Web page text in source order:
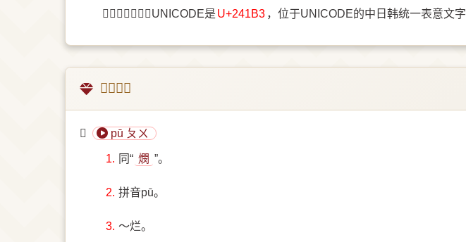
〔𤆳〕字统一码UNICODE是 U+241B3 ，位于UNICODE的中日韩统一表意文字
𤆳的意思
𤆳 pū ㄆㄨ
1. 同“ 燘 ”。
2. 拼音pū。
3. ～烂。